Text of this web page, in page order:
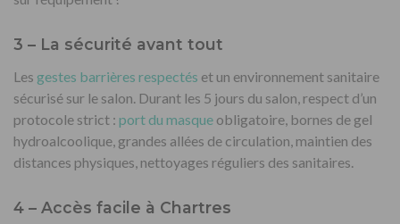
3 – La sécurité avant tout
Les gestes barrières respectés et un environnement sanitaire
sécurisé sur le salon. Durant les 5 jours du salon, respect d’un
protocole strict : port du masque obligatoire, bornes de gel
hydroalcoolique, grandes allées de circulation, maintien des
distances physiques, nettoyages réguliers des sanitaires.
4 – Accès facile à Chartres